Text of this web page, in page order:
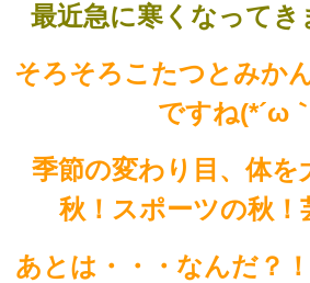
最近急に寒くなってき
そろそろこたつとみか
ですね(*´ω
季節の変わり目、体を
秋！スポーツの秋！
あとは・・・なんだ？！